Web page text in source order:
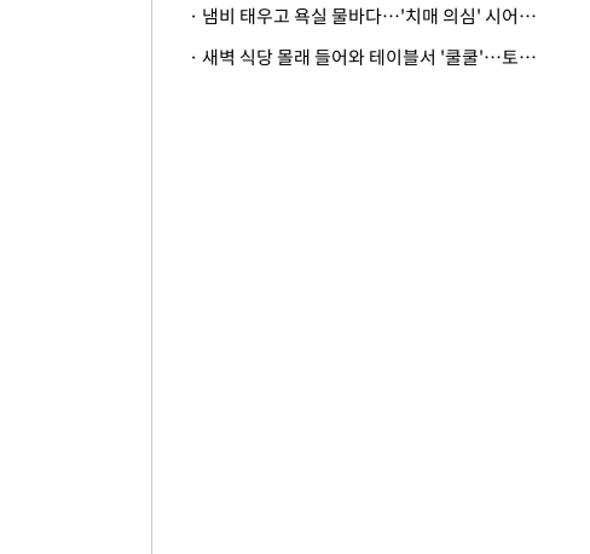
· 냄비 태우고 욕실 물바다…'치매 의심' 시어머니 검사 권유했다가 '날벼락'
· 새벽 식당 몰래 들어와 테이블서 '쿨쿨'…토사물 남기고 사라진 남성